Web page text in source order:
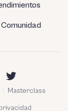
Comunidad
Masterclass